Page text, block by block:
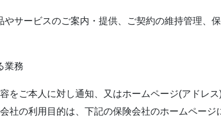
サービスのご案内・提供、ご契約の維持管理、
業務
をご本人に対し通知、又はホームページ(アドレス
社の利用目的は、下記の保険会社のホームページ